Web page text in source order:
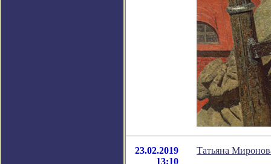
23.02.2019
13:10
Татьяна